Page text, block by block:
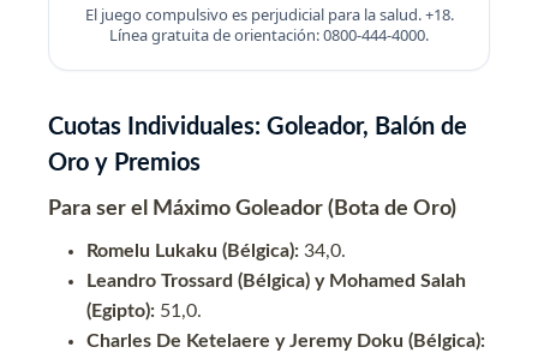
El juego compulsivo es perjudicial para la salud. +18.
Línea gratuita de orientación: 0800-444-4000.
Cuotas Individuales: Goleador, Balón de
Oro y Premios
Para ser el Máximo Goleador (Bota de Oro)
Romelu Lukaku (Bélgica): 34,0.
Leandro Trossard (Bélgica) y Mohamed Salah
(Egipto): 51,0.
Charles De Ketelaere y Jeremy Doku (Bélgica):